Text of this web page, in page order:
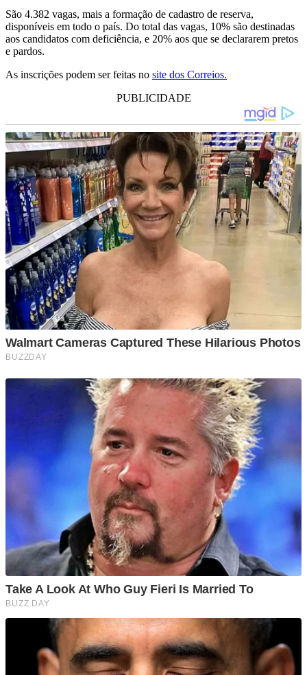
São 4.382 vagas, mais a formação de cadastro de reserva,
disponíveis em todo o país. Do total das vagas, 10% são destinadas
aos candidatos com deficiência, e 20% aos que se declararem pretos
e pardos.
As inscrições podem ser feitas no site dos Correios.
PUBLICIDADE